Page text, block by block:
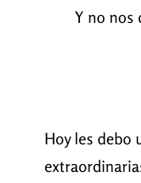
Y no nos
Hoy les debo